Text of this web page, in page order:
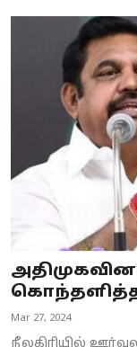
கொந்தளித்த
Mar 27, 2024
நீலகிரியில்